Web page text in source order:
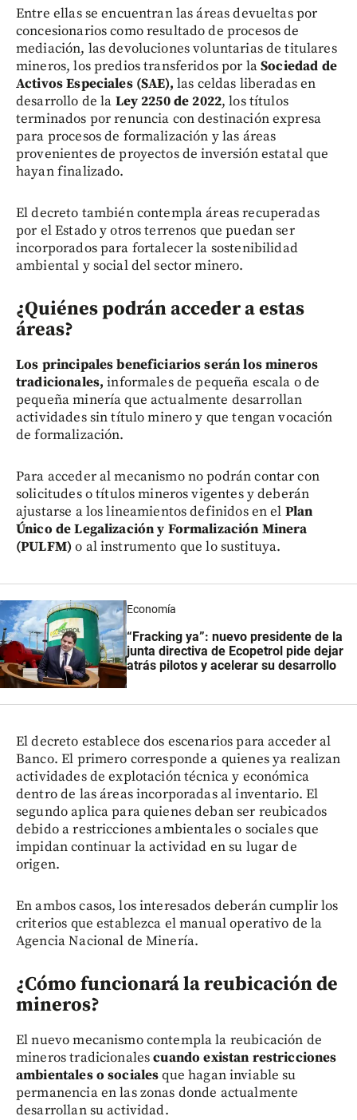
Entre ellas se encuentran las áreas devueltas por
concesionarios como resultado de procesos de
mediación, las devoluciones voluntarias de titulares
mineros, los predios transferidos por laSociedad de
Activos Especiales (SAE), las celdas liberadas en
desarrollo de la Ley 2250 de 2022, los títulos
terminados por renuncia con destinación expresa
para procesos de formalización y las áreas
provenientes de proyectos de inversión estatal que
hayan finalizado.
El decreto también contempla áreas recuperadas
por el Estado y otros terrenos que puedan ser
incorporados para fortalecer la sostenibilidad
ambiental y social del sector minero.
¿Quiénes podrán acceder a estas
áreas?
Los principales beneficiarios serán los mineros
tradicionales, informales de pequeña escala o de
pequeña minería que actualmente desarrollan
actividades sin título minero y que tengan vocación
de formalización.
Para acceder al mecanismo no podrán contar con
solicitudes o títulos mineros vigentes y deberán
ajustarse a los lineamientos definidos en el Plan
Único de Legalización y Formalización Minera
(PULFM)o al instrumento que lo sustituya.
Economía
“Fracking ya”: nuevo presidente de la
junta directiva de Ecopetrol pide dejar
atrás pilotos y acelerar su desarrollo
El decreto establece dos escenarios para acceder al
Banco. El primero corresponde a quienes ya realizan
actividades de explotación técnica y económica
dentro de las áreas incorporadas al inventario. El
segundo aplica para quienes deban ser reubicados
debido a restricciones ambientales o sociales que
impidan continuar la actividad en su lugar de
origen.
En ambos casos, los interesados deberán cumplir los
criterios que establezca el manual operativo de la
Agencia Nacional de Minería.
¿Cómo funcionará la reubicación de
mineros?
El nuevo mecanismo contempla la reubicación de
mineros tradicionalescuando existan restricciones
ambientales o socialesque hagan inviable su
permanencia en las zonas donde actualmente
desarrollan su actividad.